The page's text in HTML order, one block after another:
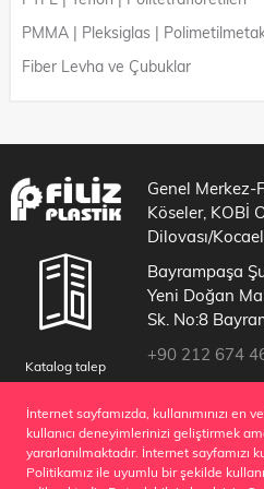
PMMA | Pleksiglas |
Fiber Levha ve Çubuklar
Katalog talep
için tıklayınız
Genel Merkez-
Köseler, KOBİ
Dilovası/
Bayrampaşa
Yeni Doğan
Sk. No:8
+90 212 674
Google Maps
Copyright 2019 © tüm hakları
İnternet sayfamızda, kullanımınızı en
kullanıcı deneyimlerinizi geliştirmek
yararlanılmaktadır. İnternet sayfamızı
Politikamız ile uyumlu bir şekilde